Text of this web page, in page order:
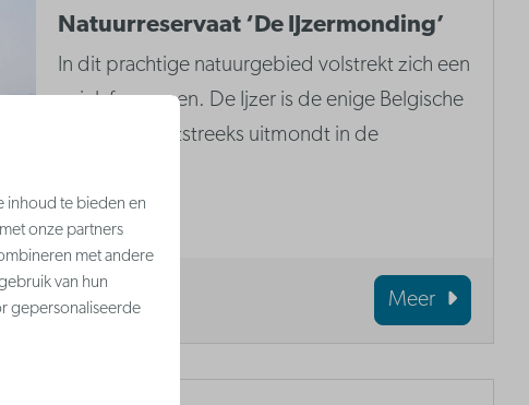
Natuurreservaat ‘De IJzermonding’
In dit prachtige natuurgebied volstrekt zich een
uniek fenomeen. De Ijzer is de enige Belgische
rivier die rechtstreeks uitmondt in de
Meer
inhoud te bieden en
onze partners
met andere
van hun
gepersonaliseerde